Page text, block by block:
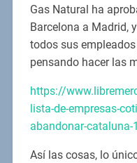
Gas Natural ha
Barcelona a Madrid,
todos sus
pensando hacer las
https://
lista-de-empresas-
abandonar-
Así las cosas, lo